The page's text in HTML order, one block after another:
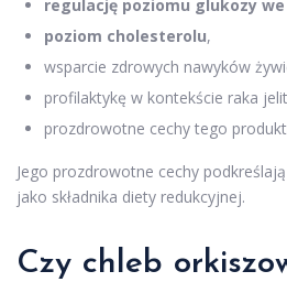
regulację poziomu glukozy
poziom cholesterolu,
wsparcie zdrowych nawyków
profilaktykę w kontekście raka
prozdrowotne cechy tego
Jego prozdrowotne cechy
jako składnika diety redukcyjnej.
Czy chleb